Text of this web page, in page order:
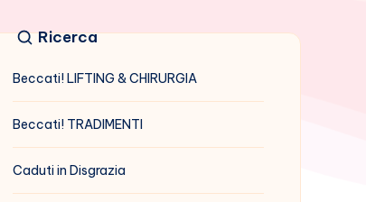
Ricerca
Beccati! LIFTING & CHIRURGIA
Beccati! TRADIMENTI
Caduti in Disgrazia